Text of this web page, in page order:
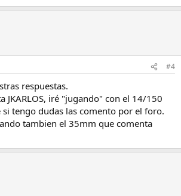
#4
respuestas.
JKARLOS, iré "jugando" con el 14/150
tengo dudas las comento por el foro.
tambien el 35mm que comenta